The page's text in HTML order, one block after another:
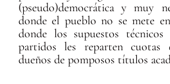
(pseudo)democrática y muy
donde el pueblo no se mete
donde los supuestos
partidos les reparten
dueños de pomposos títulos